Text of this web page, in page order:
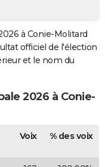
à Conie-Molitard
officiel de l'élection
et le nom du
2026 à Conie-
Voix % des voix